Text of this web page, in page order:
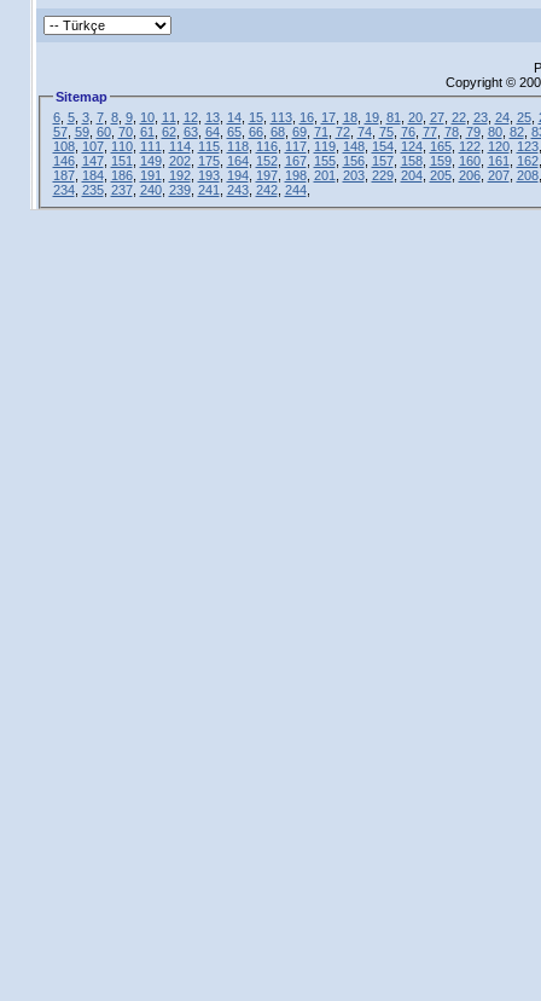
Copyright ©
Sitemap
6, 5, 3, 7, 8, 9, 10, 11 12, 13, 14, 15, 113, 16, 17, 18, 19, 81 20, 27, 22, 23, 24, 25,
57, 59, 60, 70, 61 62, 63, 64, 65, 66, 68, 69, 71 72, 74, 75, 76, 77, 78, 79, 80, 82,
108, 107, 110, 111 114, 115, 118, 116, 117, 119, 148, 154, 124, 165, 122, 120, 123
146, 147, 151 149, 202, 175, 164, 152, 167, 155, 156, 157, 158, 159, 160, 161 162
187, 184, 186, 191 192, 193, 194, 197, 198, 201 203, 229, 204, 205, 206, 207, 208
234, 235, 237, 240, 239, 241 243, 242, 244,